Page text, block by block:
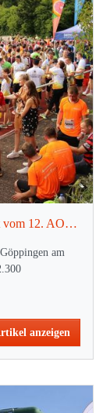
Ausgebucht: 2.300 Teilnehmende am Start vom 12. AOK Firmenlauf Göppingen
am
anzeigen